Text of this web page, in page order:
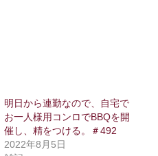
明日から連勤なので、自宅で
お一人様用コンロでBBQを開
催し、精をつける。＃492
2022年8月5日